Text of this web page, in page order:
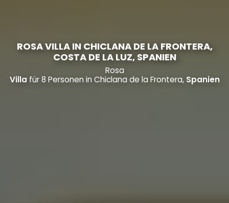
ROSA VILLA IN CHICLANA DE LA FRONTERA,
COSTA DE LA LUZ, SPANIEN
Rosa
Villa für 8 Personen in Chiclana de la Frontera, Spanien